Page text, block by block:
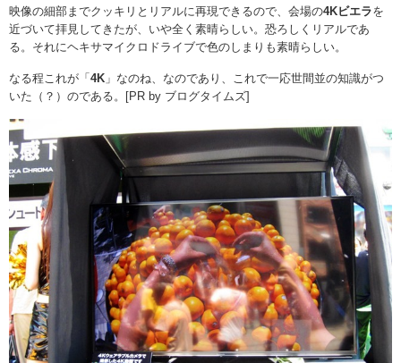
映像の細部までクッキリとリアルに再現できるので、会場の4Kビエラを
近づいて拝見してきたが、いや全く素晴らしい。恐ろしくリアルであ
る。それにヘキサマイクロドライブで色のしまりも素晴らしい。
なる程これが「 4K 」なのね、なのであり、これで一応世間並の知識がつ
いた（？）のである。[PR by ブログタイムズ]